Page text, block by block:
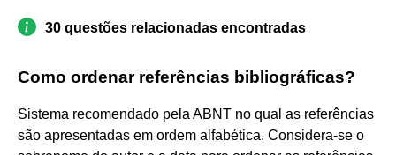
30 questões relacionadas encontradas
Como ordenar referências bibliográficas?
Sistema recomendado pela ABNT no qual as referências
são apresentadas em ordem alfabética. Considera-se o